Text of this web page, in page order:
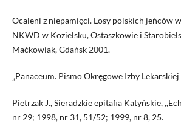
Ocaleni z niepamięci. Losy polskich jeńców
NKWD w Kozielsku, Ostaszkowie i
Maćkowiak, Gdańsk 2001.
„Panaceum. Pismo Okręgowe Izby
Pietrzak J., Sieradzkie epitafia Katyńskie,
nr 29; 1998, nr 31, 51/52; 1999, nr 8, 25.